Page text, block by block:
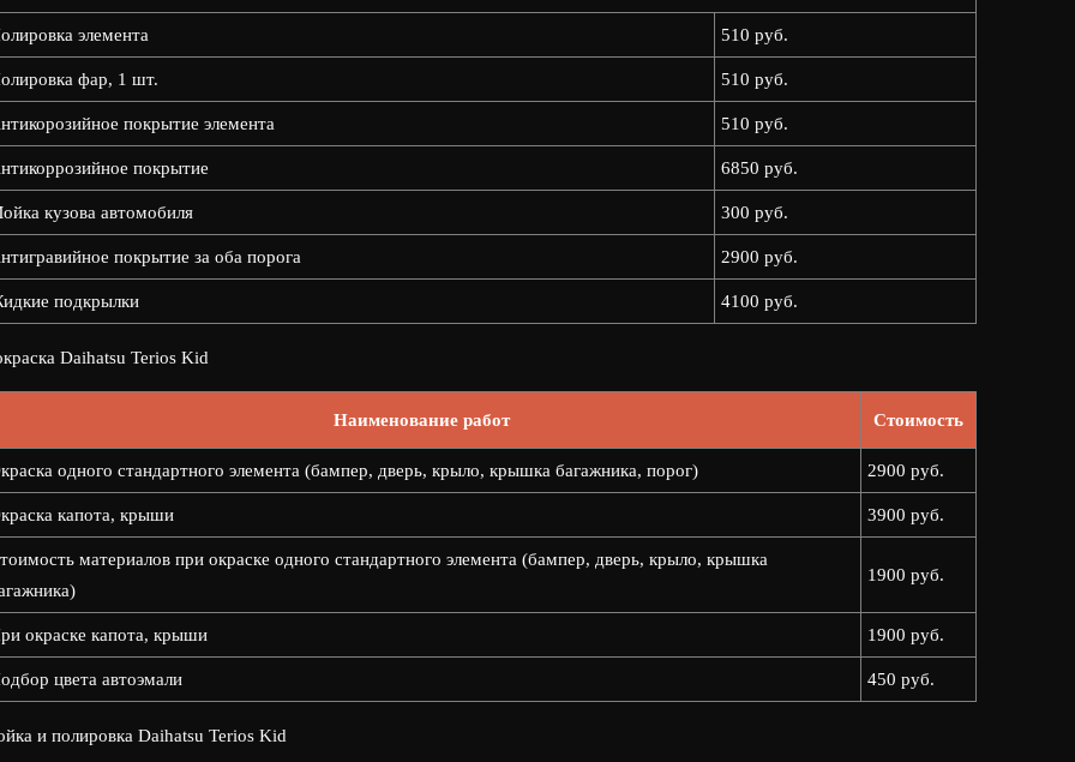
элемента 510 руб.
фар, 1 шт. 510 руб.
покрытие элемента 510 руб.
покрытие 6850 руб.
кузова автомобиля 300 руб.
покрытие за оба порога 2900 руб.
подкрылки 4100 руб.
Daihatsu Terios Kid
Наименование работ Стоимость
одного стандартного элемента (бампер, дверь, крыло, крышка багажника, порог) 2900 руб.
капота, крыши 3900 руб.
материалов при окраске одного стандартного элемента (бампер, дверь, крыло, крышка
1900 руб.
окраске капота, крыши 1900 руб.
цвета автоэмали 450 руб.
и полировка Daihatsu Terios Kid